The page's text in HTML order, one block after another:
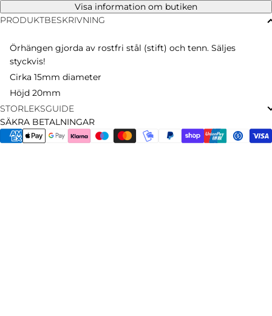
Visa information om butiken
PRODUKTBESKRIVNING
Örhängen gjorda av rostfri stål (stift) och tenn. Säljes
styckvis!
Cirka 15mm diameter
Höjd 20mm
STORLEKSGUIDE
SÄKRA BETALNINGAR